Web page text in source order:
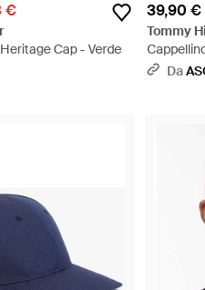
€
Cap - Verde
39,90 €
Tommy
Logo A
Da